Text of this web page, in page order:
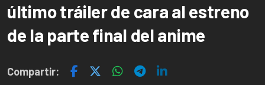
último tráiler de cara al estreno
de la parte final del anime
Compartir: